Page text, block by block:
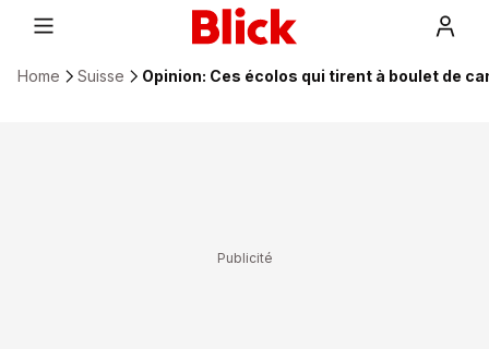
Home Suisse Opinion: Ces écolos qui tirent à boulet de